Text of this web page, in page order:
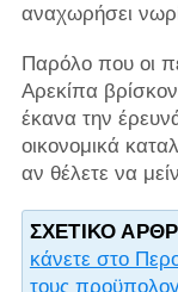
αναχωρήσει
Παρόλο που οι
Αρεκίπα
έκανα την
οικονομικά
αν θέλετε να
ΣΧΕΤΙΚΌ
κάνετε στο
τους